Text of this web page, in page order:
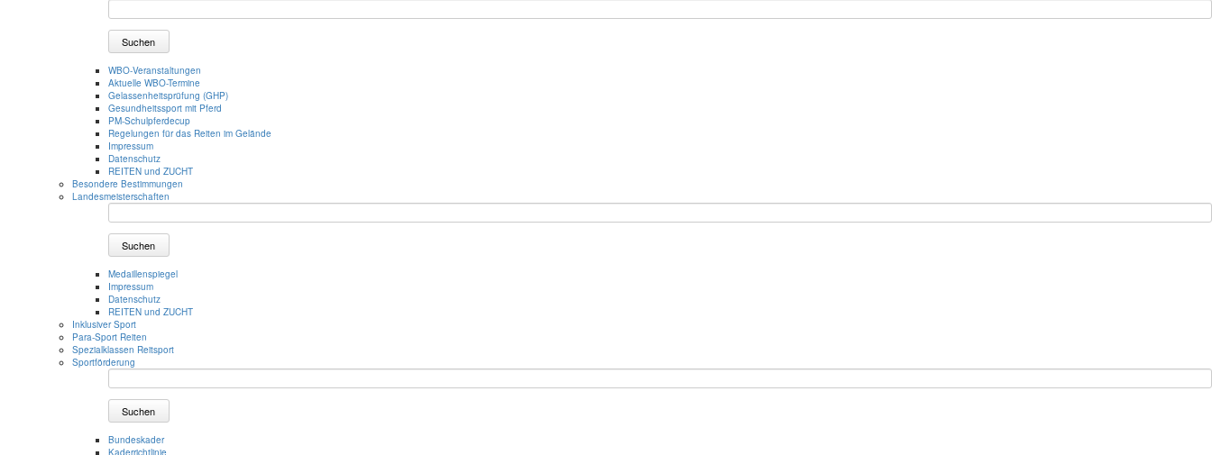
Suchen
WBO-Veranstaltungen
Aktuelle WBO-Termine
Gelassenheitsprüfung (GHP)
Gesundheitssport mit Pferd
PM-Schulpferdecup
Regelungen für das Reiten im Gelände
Impressum
Datenschutz
REITEN und ZUCHT
Besondere Bestimmungen
Landesmeisterschaften
Suchen
Medaillenspiegel
Impressum
Datenschutz
REITEN und ZUCHT
Inklusiver Sport
Para-Sport Reiten
Spezialklassen Reitsport
Sportförderung
Suchen
Bundeskader
Kaderrichtlinie